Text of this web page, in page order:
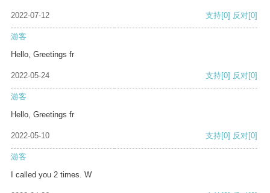
2022-07-12 支持[0] 反对[0]
游客
Hello, Greetings fr
2022-05-24 支持[0] 反对[0]
游客
Hello, Greetings fr
2022-05-10 支持[0] 反对[0]
游客
I called you 2 times. W